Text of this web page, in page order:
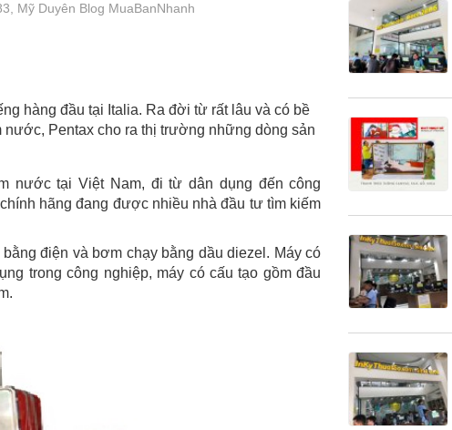
Mỹ Duyên Blog MuaBanNhanh
hàng đầu tại Italia. Ra đời từ rất lâu và có bề
Pentax cho ra thị trường những dòng sản
nước tại Việt Nam, đi từ dân dụng đến công
hãng đang được nhiều nhà đầu tư tìm kiếm
điện và bơm chạy bằng dầu diezel. Máy có
trong công nghiệp, máy có cấu tạo gồm đầu